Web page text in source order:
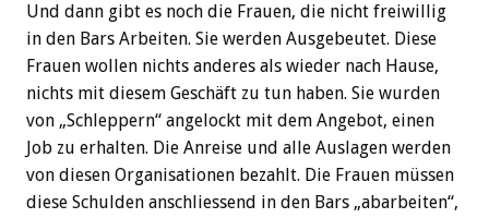
Und dann gibt es noch die Frauen, die nicht freiwillig
in den Bars Arbeiten. Sie werden Ausgebeutet. Diese
Frauen wollen nichts anderes als wieder nach Hause,
nichts mit diesem Geschäft zu tun haben. Sie wurden
von „Schleppern“ angelockt mit dem Angebot, einen
Job zu erhalten. Die Anreise und alle Auslagen werden
von diesen Organisationen bezahlt. Die Frauen müssen
diese Schulden anschliessend in den Bars „abarbeiten“,